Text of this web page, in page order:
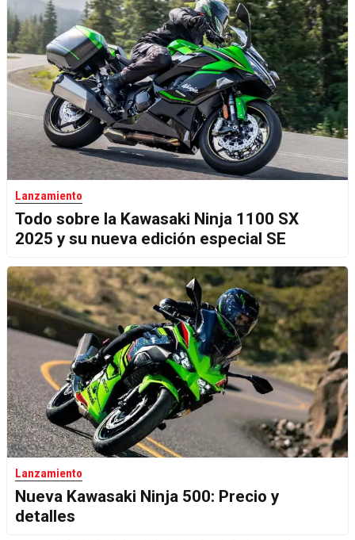
Lanzamiento
Todo sobre la Kawasaki Ninja 1100 SX
2025 y su nueva edición especial SE
Lanzamiento
Nueva Kawasaki Ninja 500: Precio y
detalles